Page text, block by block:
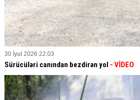
30 İyul 2026 22:03
Sürücüləri canından bezdirən yol - VİDEO